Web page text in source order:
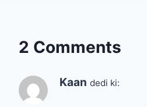
2 Comments
Kaan dedi ki: